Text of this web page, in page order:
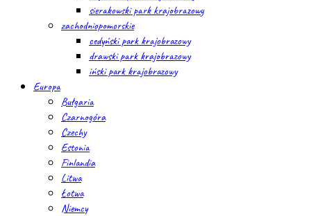
sierakowski park krajobrazowy
zachodniopomorskie
cedyński park krajobrazowy
drawski park krajobrazowy
iński park krajobrazowy
Europa
Bułgaria
Czarnogóra
Czechy
Estonia
Finlandia
Litwa
Łotwa
Niemcy